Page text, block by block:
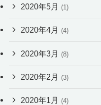
2020年5月 (1)
2020年4月 (4)
2020年3月 (8)
2020年2月 (3)
2020年1月 (4)